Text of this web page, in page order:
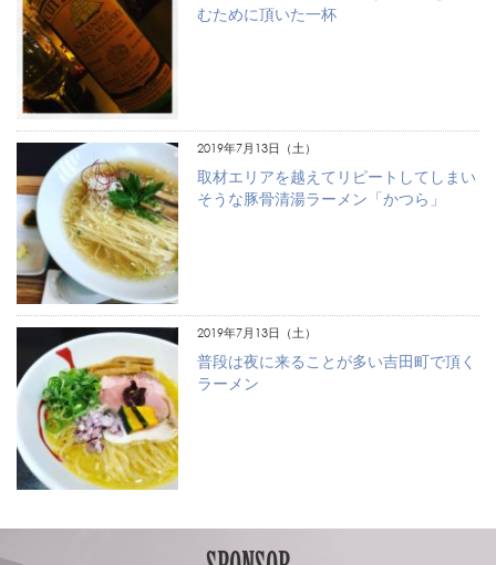
むために頂いた一杯
2019年7月13日（土）
取材エリアを越えてリピートしてしまい
そうな豚骨清湯ラーメン「かつら」
2019年7月13日（土）
普段は夜に来ることが多い吉田町で頂く
ラーメン